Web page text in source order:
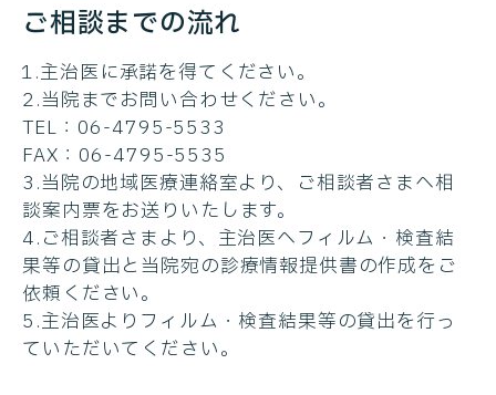
ご相談までの流れ
1.主治医に承諾を得てください。
2.当院までお問い合わせください。
TEL：06-4795-5533
FAX：06-4795-5535
3.当院の地域医療連絡室より、ご相談者さまへ相
談案内票をお送りいたします。
4.ご相談者さまより、主治医へフィルム・検査結
果等の貸出と当院宛の診療情報提供書の作成をご
依頼ください。
5.主治医よりフィルム・検査結果等の貸出を行っ
ていただいてください。